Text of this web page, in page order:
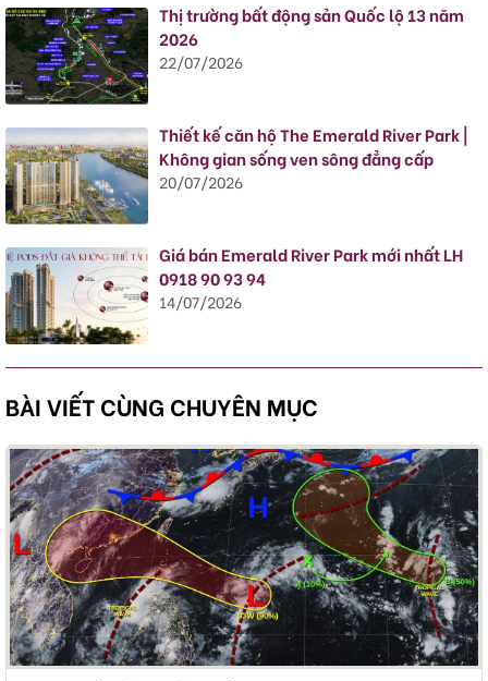
Thị trường bất động sản Quốc lộ 13 năm
2026
22/07/2026
Thiết kế căn hộ The Emerald River Park |
Không gian sống ven sông đẳng cấp
20/07/2026
Giá bán Emerald River Park mới nhất LH
0918 90 93 94
14/07/2026
BÀI VIẾT CÙNG CHUYÊN MỤC